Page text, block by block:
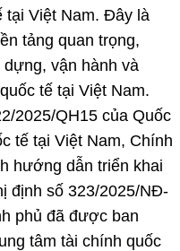
tại Việt Nam. Đây là
tảng quan trọng,
vận hành và
tế tại Việt Nam.
2025/QH15 của Quốc
tế tại Việt Nam, Chính
hướng dẫn triển khai
định số 323/2025/NĐ-
phủ đã được ban
tâm tài chính quốc